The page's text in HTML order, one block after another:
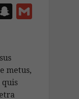
S
c
h
G
metus,